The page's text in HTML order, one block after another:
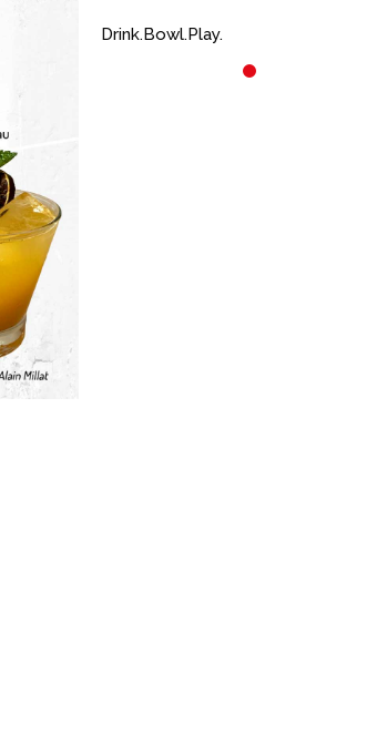
Drink.Bowl.Play.
23 OCTOBRE 2025
C’EST TOI QUI
CHANTE !
🎤 C’est TOI qui chante ! 🔥🔥🔥
Au games factory Toulouse, en